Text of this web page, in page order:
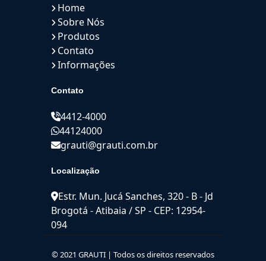
Home
Sobre Nós
Produtos
Contato
Informações
Contato
4412-4000
44124000
grauti@grauti.com.br
Localização
Estr. Mun. Jucá Sanches, 320 - B - Jd
Brogotá - Atibaia / SP - CEP: 12954-
094
© 2021 GRAUTI | Todos os direitos reservados